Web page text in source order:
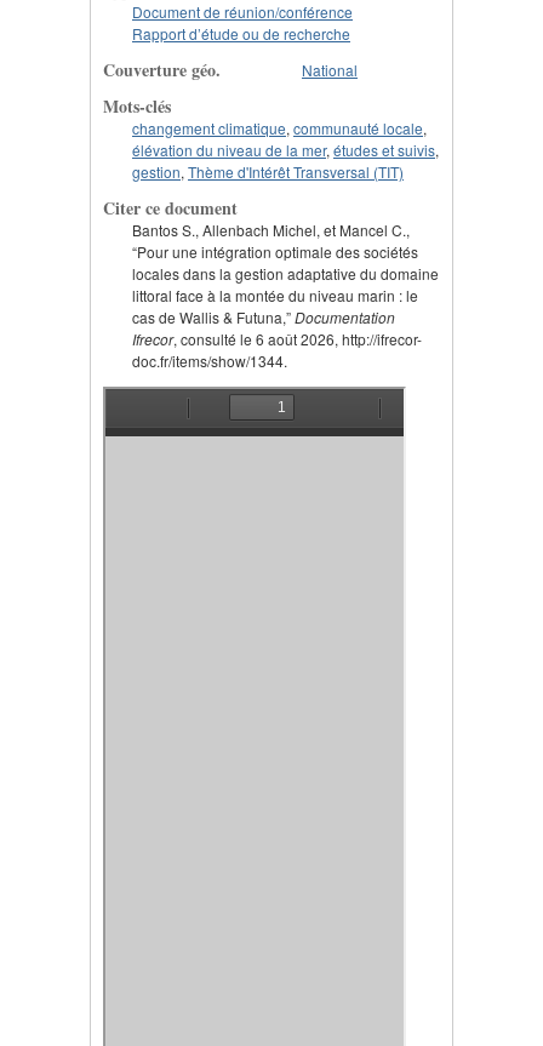
Document de réunion/conférence
Rapport d’étude ou de recherche
Couverture géo. National
Mots-clés
changement climatique, communauté locale,
élévation du niveau de la mer, études et suivis,
gestion, Thème d'Intérêt Transversal (TIT)
Citer ce document
Bantos S., Allenbach Michel, et Mancel C.,
“Pour une intégration optimale des sociétés
locales dans la gestion adaptative du domaine
littoral face à la montée du niveau marin : le
cas de Wallis & Futuna,”Documentation
Ifrecor, consulté le 6 août 2026, http://ifrecor-
doc.fr/items/show/1344.